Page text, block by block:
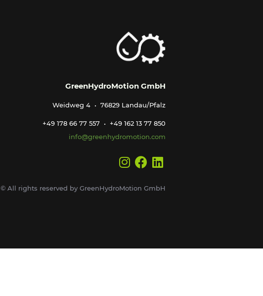
GreenHydroMotion GmbH
Weidweg 4 • 76829 Landau/Pfalz
+49 178 66 77 557 • +49 162 13 77 850
info@greenhydromotion.com
© All rights reserved by GreenHydroMotion GmbH